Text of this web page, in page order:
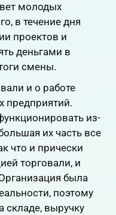
молодых
в течение дня
проектов и
деньгами в
смены.
и о работе
предприятий.
из-
их часть все
что и прически
торговали, и
была
поэтому
складе, выручку